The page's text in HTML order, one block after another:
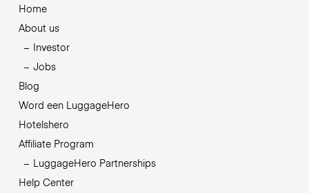
Home
About us
Investor
Jobs
Blog
Word een LuggageHero
Hotelshero
Affiliate Program
LuggageHero Partnerships
Help Center